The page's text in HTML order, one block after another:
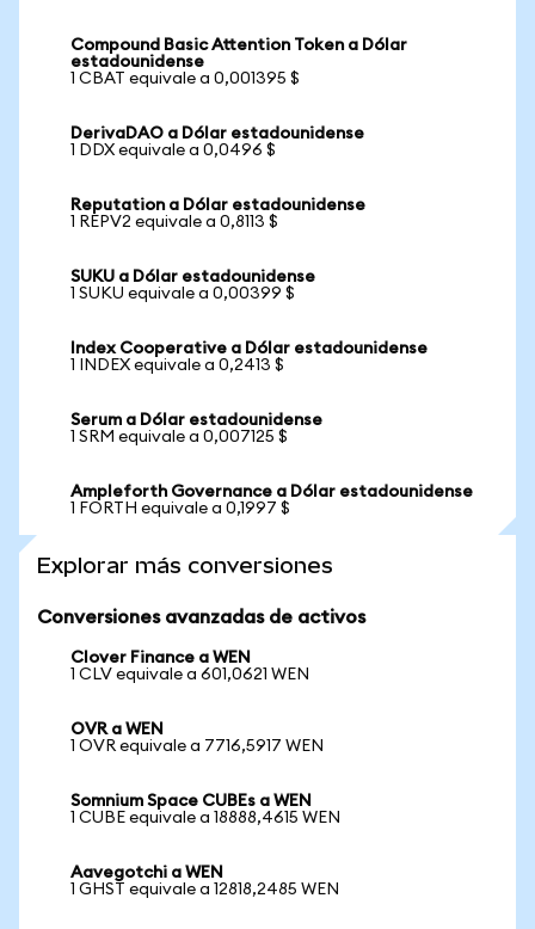
Compound Basic Attention Token a Dólar
estadounidense
1 CBAT equivale a 0,001395 $
DerivaDAO a Dólar estadounidense
1 DDX equivale a 0,0496 $
Reputation a Dólar estadounidense
1 REPV2 equivale a 0,8113 $
SUKU a Dólar estadounidense
1 SUKU equivale a 0,00399 $
Index Cooperative a Dólar estadounidense
1 INDEX equivale a 0,2413 $
Serum a Dólar estadounidense
1 SRM equivale a 0,007125 $
Ampleforth Governance a Dólar estadounidense
1 FORTH equivale a 0,1997 $
Explorar más conversiones
Conversiones avanzadas de activos
Clover Finance a WEN
1 CLV equivale a 601,0621 WEN
OVR a WEN
1 OVR equivale a 7716,5917 WEN
Somnium Space CUBEs a WEN
1 CUBE equivale a 18888,4615 WEN
Aavegotchi a WEN
1 GHST equivale a 12818,2485 WEN